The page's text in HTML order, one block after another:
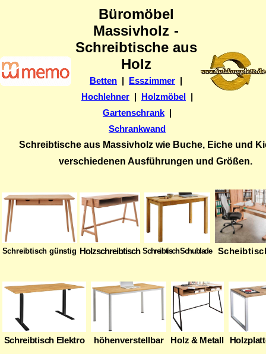
Büromöbel
Massivholz -
Schreibtische aus
Holz
Betten | Esszimmer |
Hochlehner | Holzmöbel |
Gartenschrank |
Schrankwand
Schreibtische aus Massivholz wie Buche, Eiche und
verschiedenen Ausführungen und Größen.
Schreibtisch günstig Holzschreibtisch Schreibtisch Schublade
Schreibtisch Elektro höhenverstellbar Holz & Metall